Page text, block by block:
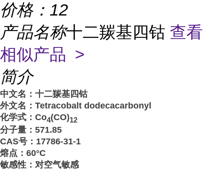
价格： 12
产品名称十二羰基四钴 查看
相似产品 >
简介
中文名：十二羰基四钴
外文名：Tetracobalt dodecacarbonyl
化学式：Co4(CO)12
分子量：571.85
CAS号：17786-31-1
熔点：60°C
敏感性：对空气敏感